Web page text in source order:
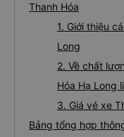
Thanh Hóa
1. Giới thiệu
Long
2. Về chất
Hóa Hạ Long
3. Giá vé xe
Bảng tổng hợp